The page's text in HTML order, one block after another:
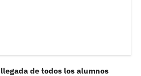
llegada de todos los alumnos